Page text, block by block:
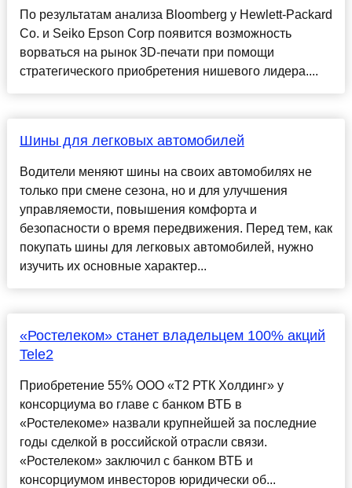
По результатам анализа Bloomberg у Hewlett-Packard
Co. и Seiko Epson Corp появится возможность
ворваться на рынок 3D-печати при помощи
стратегического приобретения нишевого лидера....
Шины для легковых автомобилей
Водители меняют шины на своих автомобилях не
только при смене сезона, но и для улучшения
управляемости, повышения комфорта и
безопасности о время передвижения. Перед тем, как
покупать шины для легковых автомобилей, нужно
изучить их основные характер...
«Ростелеком» станет владельцем 100% акций
Tele2
Приобретение 55% ООО «Т2 РТК Холдинг» у
консорциума во главе с банком ВТБ в
«Ростелекоме» назвали крупнейшей за последние
годы сделкой в российской отрасли связи.
«Ростелеком» заключил с банком ВТБ и
консорциумом инвесторов юридически об...